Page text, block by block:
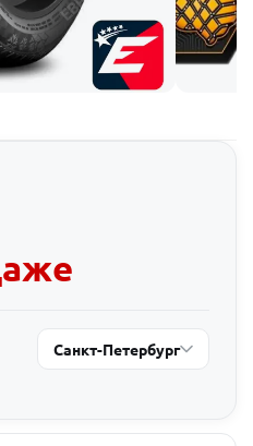
Санкт-Петербург